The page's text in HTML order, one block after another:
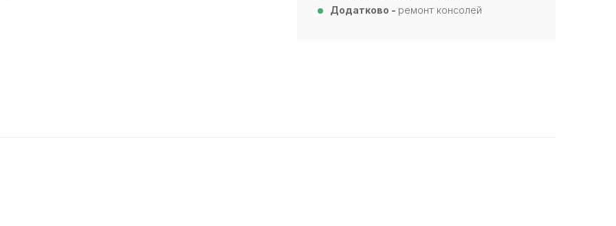
Додатково - ремонт консолей